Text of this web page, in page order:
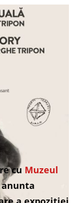
cu Muzeul
anunta